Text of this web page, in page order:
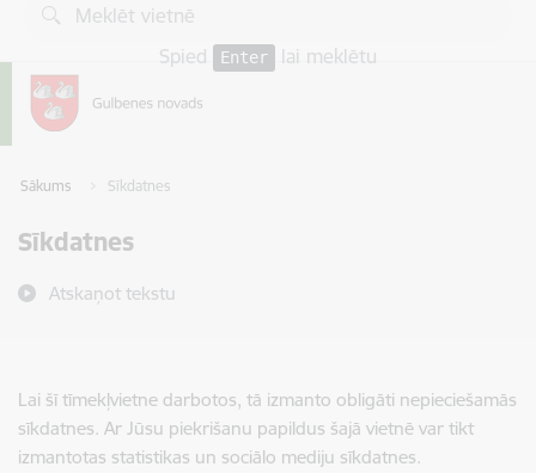
Pāriet uz lapas saturu
Spied
Enter lai meklētu
Sākums Sīkdatnes
Sīkdatnes
Atskaņot tekstu
Lai šī tīmekļvietne darbotos, tā izmanto obligāti nepieciešamās
sīkdatnes. Ar Jūsu piekrišanu papildus šajā vietnē var tikt
izmantotas statistikas un sociālo mediju sīkdatnes.